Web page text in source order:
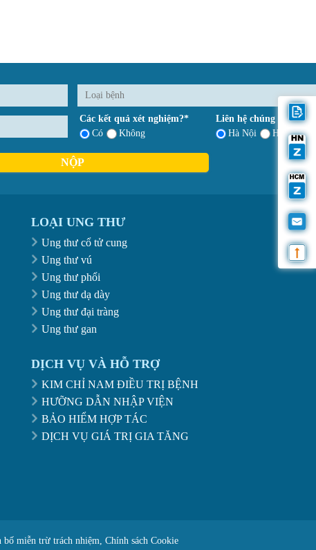
Các kết quả xét nghiệm?*
Có
Không
Liên hệ chúng tôi*
Hà Nội
Hồ Chí
NỘP
LOẠI UNG THƯ
Ung thư cổ tử cung
Ung thư vú
Ung thư phổi
Ung thư dạ dày
Ung thư đại tràng
Ung thư gan
DỊCH VỤ VÀ HỖ TRỢ
KIM CHỈ NAM ĐIỀU TRỊ BỆNH
HƯỠNG DẪN NHẬP VIỆN
BẢO HIỂM HỢP TÁC
DỊCH VỤ GIÁ TRỊ GIA TĂNG
miễn trừ trách nhiệm, Chính sách Cookie